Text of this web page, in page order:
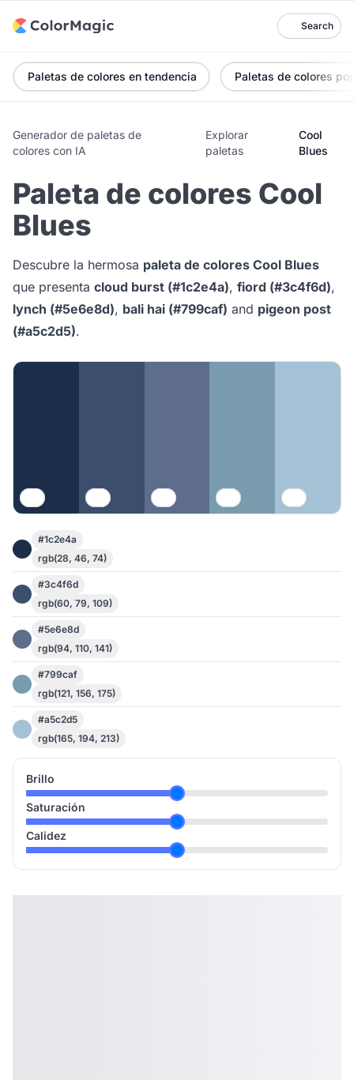
Search
Paletas de colores en tendencia Paletas de colores
Generador de paletas de
colores con IA
Explorar
paletas
Cool
Blues
Paleta de colores Cool
Blues
Descubre la hermosa paleta de colores Cool Blues
que presenta cloud burst (#1c2e4a), fiord (#3c4f6d),
lynch (#5e6e8d), bali hai (#799caf) and pigeon post
(#a5c2d5).
#1c2e4a
rgb(28, 46, 74)
#3c4f6d
rgb(60, 79, 109)
#5e6e8d
rgb(94, 110, 141)
#799caf
rgb(121, 156, 175)
#a5c2d5
rgb(165, 194, 213)
Brillo
Saturación
Calidez